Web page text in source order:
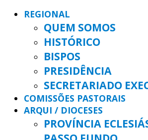
REGIONAL
QUEM SOMOS
HISTÓRICO
BISPOS
PRESIDÊNCIA
SECRETARIADO
COMISSÕES PASTORAIS
ARQUI / DIOCESES
PROVÍNCIA